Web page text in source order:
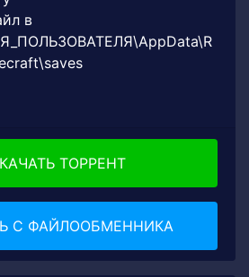
в
ТОРРЕНТ
С ФАЙЛООБМЕННИКА